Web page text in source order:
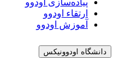
ارتقاء اودوو
آموزش اودوو
دانشگاه اودوونیکس